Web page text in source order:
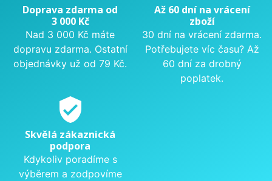
Doprava zdarma od
3 000 Kč
Nad 3 000 Kč máte
dopravu zdarma. Ostatní
objednávky už od 79 Kč.
Až 60 dní na vrácení
zboží
30 dní na vrácení zdarma.
Potřebujete víc času? Až
60 dní za drobný
poplatek.
verified_user
Skvělá zákaznická
podpora
Kdykoliv poradíme s
výběrem a zodpovíme